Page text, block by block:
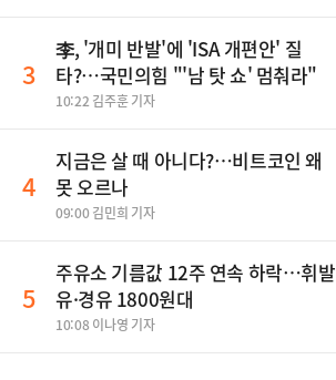
3
李, '개미 반발'에 'ISA 개편안' 질
타?…국민의힘 "'남 탓 쇼' 멈춰라"
10:22 김주훈 기자
4
지금은 살 때 아니다?…비트코인 왜
못 오르나
09:00 김민희 기자
5
주유소 기름값 12주 연속 하락…휘발
유·경유 1800원대
10:08 이나영 기자